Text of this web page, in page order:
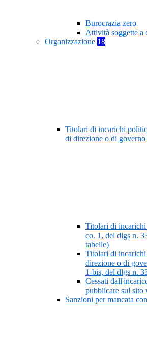
Burocrazia zero
Attività soggette a
Organizzazione 18
Titolari di incarichi
di direzione o di governo
Titolari di
co. 1, del dlgs n.
tabelle)
Titolari di
direzione o di
1-bis, del dlgs n.
Cessati
pubblicare sul sito
Sanzioni per mancata